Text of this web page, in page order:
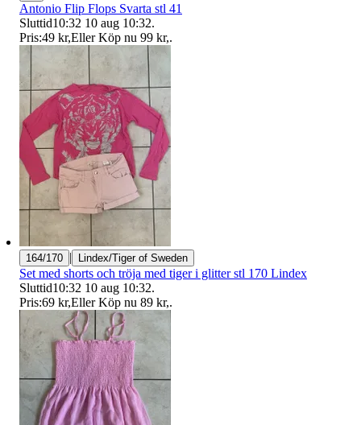
Antonio Flip Flops Svarta stl 41
Sluttid10:32 10 aug 10:32.
Pris:49 kr,Eller Köp nu 99 kr,.
164/170 | Lindex/Tiger of Sweden
Set med shorts och tröja med tiger i glitter stl 170 Lindex
Sluttid10:32 10 aug 10:32.
Pris:69 kr,Eller Köp nu 89 kr,.